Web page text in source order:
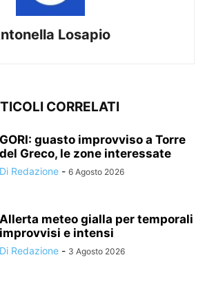
Losapio
CORRELATI
GORI: guasto improvviso a Torre
del Greco, le zone interessate
Di Redazione - 6 Agosto 2026
Allerta meteo gialla per temporali
improvvisi e intensi
Di Redazione - 3 Agosto 2026